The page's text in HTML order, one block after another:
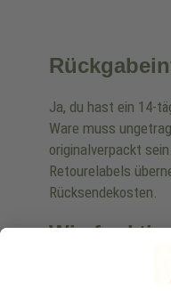
Ja, du hast ein 14-
Ware muss
originalverpackt
Retourelabels
Rücksendekosten.
Wie